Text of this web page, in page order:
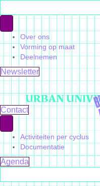
Over ons
Vorming op maat
Deelnemen
Newsletter
URBAN
Contact
Activiteiten per cyclus
Documentatie
Agenda